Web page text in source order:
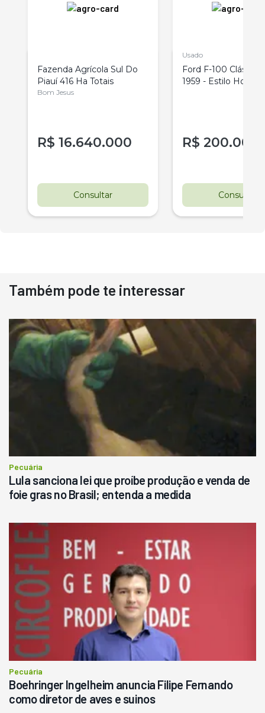
Fazenda Agrícola Sul Do
Piauí 416 Ha Totais
Bom Jesus
R$ 16.640.000
Consultar
Usado
Ford F-100 Clássica
1959 - Estilo Hot
R$ 200.000
Consultar
Também pode te interessar
Pecuária
Lula sanciona lei que proíbe produção e venda de
foie gras no Brasil; entenda a medida
Pecuária
Boehringer Ingelheim anuncia Filipe Fernando
como diretor de aves e suinos